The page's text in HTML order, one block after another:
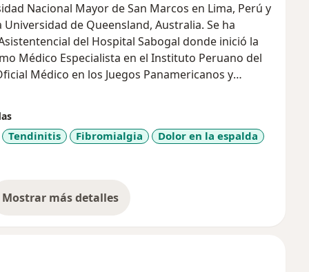
Nacional Mayor de San Marcos en Lima, Perú y
de Queensland, Australia. Se ha
del Hospital Sabogal donde inició la
Médico Especialista en el Instituto Peruano del
Médico en los Juegos Panamericanos y
Guías clínicas sobre manejo de
Sur Oriente. Actualmente es Director Médico de
Project donde desarrolla estrategias de
de estilos vida saludables en deporte
Universidad de Queensland, Australia.
Tendinitis Fibromialgia Dolor en la espalda
Mostrar más detalles
sobre la experiencia